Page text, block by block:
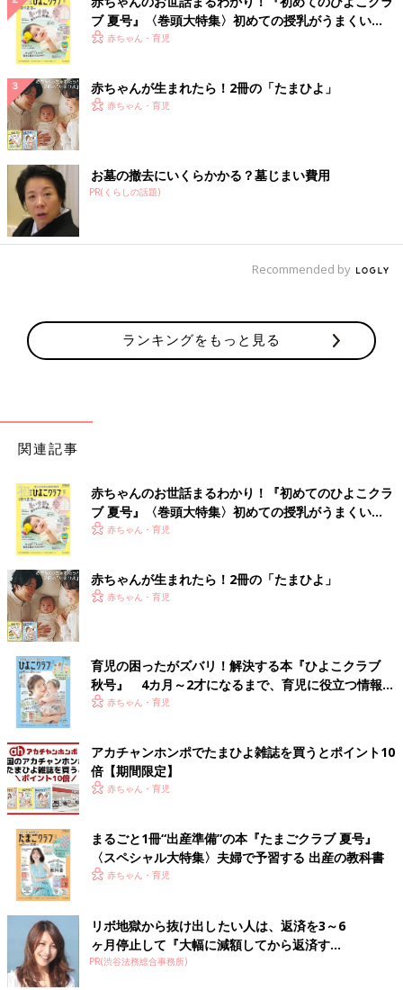
ブ 夏号』〈巻頭大特集〉初めての授乳がうまくい
く！ おっぱい・ミルクの基本と夏のトラブル 解決テ
赤ちゃん・育児
赤ちゃんが生まれたら！2冊の「たまひよ」
赤ちゃん・育児
お墓の撤去にいくらかかる？墓じまい費用
PR(くらしの話題)
Recommended by
ランキングをもっと見る
関連記事
赤ちゃんのお世話まるわかり！『初めてのひよこクラ
ブ 夏号』〈巻頭大特集〉初めての授乳がうまくい
く！ おっぱい・ミルクの基本と夏のトラブル 解決テ
赤ちゃん・育児
赤ちゃんが生まれたら！2冊の「たまひよ」
赤ちゃん・育児
育児の困ったがズバリ！解決する本『ひよこクラブ
秋号』 4カ月～2才になるまで、育児に役立つ情報が
いっぱい！
赤ちゃん・育児
アカチャンホンポでたまひよ雑誌を買うとポイント10
倍【期間限定】
赤ちゃん・育児
まるごと1冊“出産準備”の本『たまごクラブ 夏号』
〈スペシャル大特集〉夫婦で予習する 出産の教科書
赤ちゃん・育児
リボ地獄から抜け出したい人は、返済を3～6
ヶ月停止して『大幅に減額してから返済す...
PR(渋谷法務総合事務所)